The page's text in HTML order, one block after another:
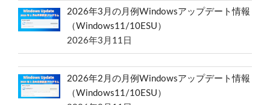
2026年3月の月例Windowsアップデート情報
（Windows11/10ESU）
2026年3月11日
2026年2月の月例Windowsアップデート情報
（Windows11/10ESU）